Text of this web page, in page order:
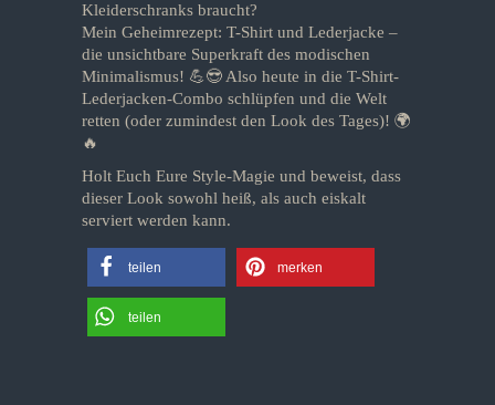
Kleiderschranks braucht?
Mein Geheimrezept: T-Shirt und Lederjacke –
die unsichtbare Superkraft des modischen
Minimalismus! 💪😎 Also heute in die T-Shirt-
Lederjacken-Combo schlüpfen und die Welt
retten (oder zumindest den Look des Tages)! 🌍
🔥
Holt Euch Eure Style-Magie und beweist, dass
dieser Look sowohl heiß, als auch eiskalt
serviert werden kann.
teilen merken
teilen